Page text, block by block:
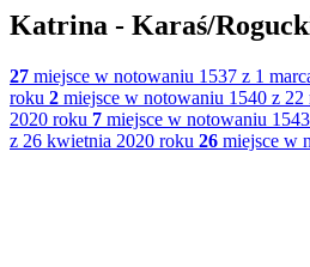
Katrina - Karaś/
27 miejsce w notowaniu 1537 z 1
roku 2 miejsce w notowaniu 1540 z 22
2020 roku 7 miejsce w notowaniu
z 26 kwietnia 2020 roku 26 miejsce w